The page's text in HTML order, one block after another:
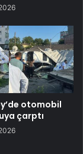
otomobil
çarptı